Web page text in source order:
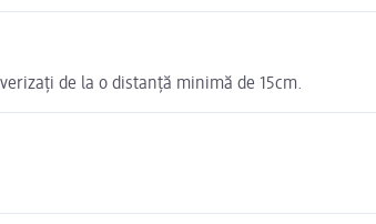
de la o distanță minimă de 15cm.